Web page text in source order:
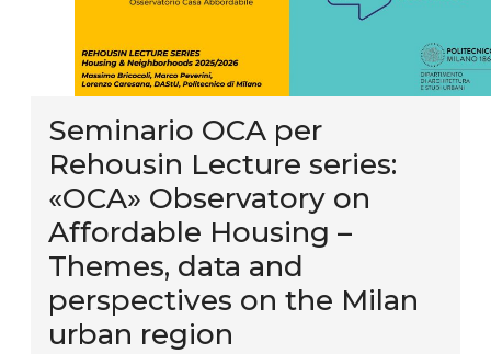
Seminario OCA per
Rehousin Lecture series:
«OCA» Observatory on
Affordable Housing –
Themes, data and
perspectives on the Milan
urban region